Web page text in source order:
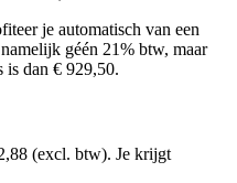
je automatisch van een
géén 21% btw, maar
is dan € 929,50.
(excl. btw). Je krijgt